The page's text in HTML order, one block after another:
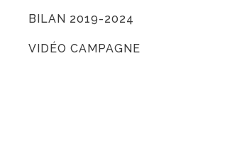
BILAN 2019-2024
VIDÉO CAMPAGNE